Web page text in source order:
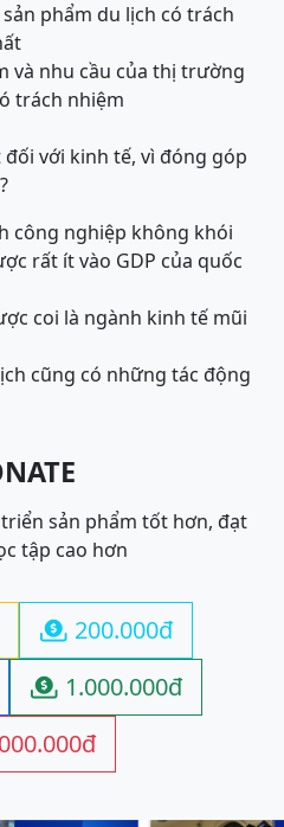
phẩm du lịch có trách
và nhu cầu của thị trường
trách nhiệm
với kinh tế, vì đóng góp
công nghiệp không khói
rất ít vào GDP của quốc
coi là ngành kinh tế mũi
cũng có những tác động
sản phẩm tốt hơn, đạt
tập cao hơn
 200.000đ
 1.000.000đ